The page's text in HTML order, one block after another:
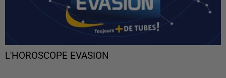
L'HOROSCOPE EVASION